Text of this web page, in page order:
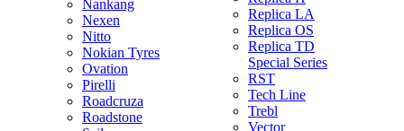
Nankang
Nexen
Nitto
Nokian Tyres
Ovation
Pirelli
Roadcruza
Roadstone
Replica LA
Replica OS
Replica TD
Special Series
RST
Tech Line
Trebl
Vector